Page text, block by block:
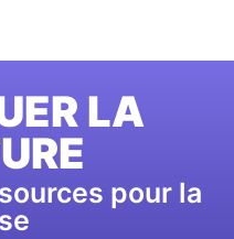
LA
pour la